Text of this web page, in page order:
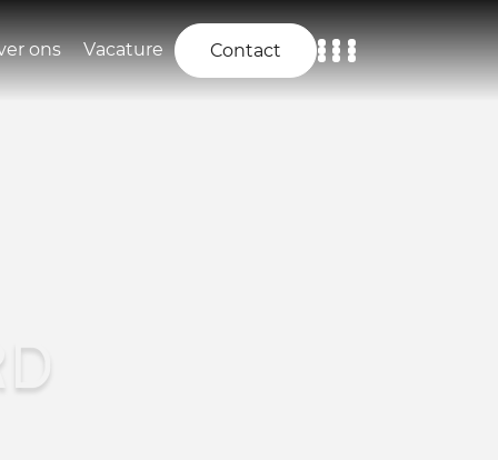
ons Vacature Contact